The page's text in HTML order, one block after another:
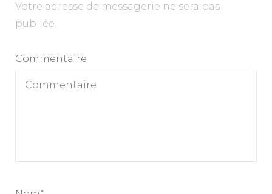
Votre adresse de messagerie ne sera pas
publiée.
Commentaire